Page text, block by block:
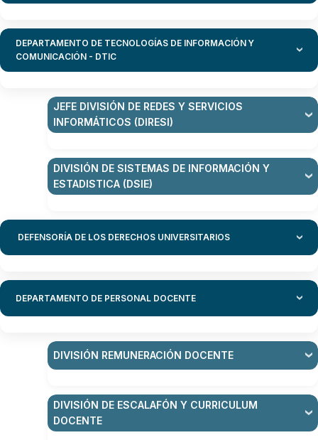
Investigación y monitoreo de riesgos:
Impacto del mercurio:
DEPARTAMENTO DE TECNOLOGÍAS DE INFORMACIÓN Y
COMUNICACIÓN - DTIC
JEFE DIVISIÓN DE REDES Y SERVICIOS
INFORMÁTICOS (DIRESI)
DIVISIÓN DE SISTEMAS DE INFORMACIÓN Y
ESTADISTICA (DSIE)
DEFENSORÍA DE LOS DERECHOS UNIVERSITARIOS
DEPARTAMENTO DE PERSONAL DOCENTE
DIVISIÓN REMUNERACIÓN DOCENTE
DIVISIÓN DE ESCALAFÓN Y CURRICULUM
DOCENTE